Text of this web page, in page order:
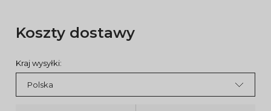
Koszty dostawy
Kraj wysyłki: